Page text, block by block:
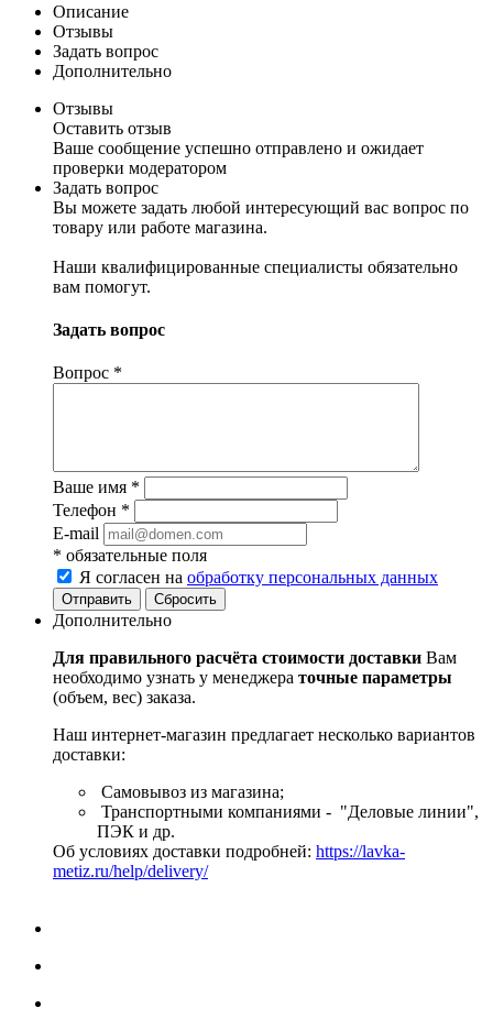
Описание
Отзывы
Задать вопрос
Дополнительно
Отзывы
Оставить отзыв
Ваше сообщение успешно отправлено и ожидает
проверки модератором
Задать вопрос
Вы можете задать любой интересующий вас вопрос по
товару или работе магазина.
Наши квалифицированные специалисты обязательно
вам помогут.
Задать вопрос
Вопрос *
Ваше имя *
Телефон *
E-mail
* обязательные поля
Я согласен на обработку персональных данных
Сбросить
Дополнительно
Для правильного расчёта стоимости доставки Вам
необходимо узнать у менеджера точные параметры
(объем, вес) заказа.
Наш интернет-магазин предлагает несколько вариантов
доставки:
Самовывоз из магазина;
Транспортными компаниями - "Деловые линии",
ПЭК и др.
Об условиях доставки подробней: https://lavka-
metiz.ru/help/delivery/